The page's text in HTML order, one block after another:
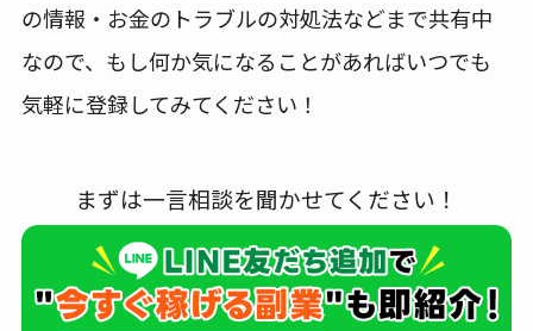
の情報・お金のトラブルの対処法などまで共有中
なので、もし何か気になることがあればいつでも
気軽に登録してみてください！
まずは一言相談を聞かせてください！